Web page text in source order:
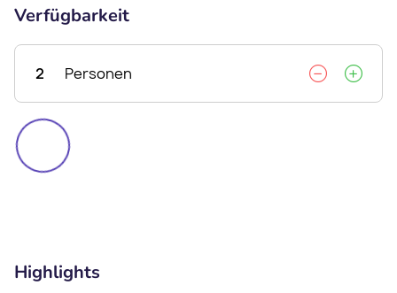
Verfügbarkeit
2 Personen
Highlights